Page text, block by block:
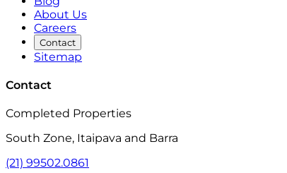
About Us
Careers
Contact
Sitemap
Contact
Completed Properties
South Zone, Itaipava and Barra
(21) 99502.0861